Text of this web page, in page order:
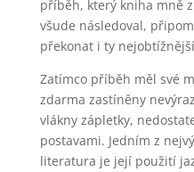
příběh, který kniha mně
všude následoval,
překonat i ty
Zatímco příběh měl své
zdarma zastíněny
vlákny zápletky,
postavami. Jedním z
literatura je její použití